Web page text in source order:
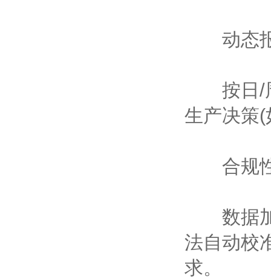
动态报
按日/周/
生产决策
合规
数据加
法自动校
求。